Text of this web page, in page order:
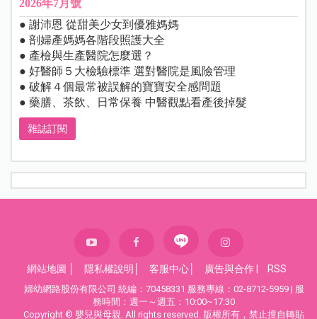
2026年7月號
● 謝沛恩 從甜美少女到優雅媽媽
● 剖婦產媽媽各階段照護大全
● 產檢與生產醫院怎麼選？
● 好醫師５大檢驗標準 選對醫院是風險管理
● 破解４個最常被誤解的寶寶安全感問題
● 藥膳、茶飲、日常保養 中醫觀點看產後掉髮
雜誌訂閱
網站地圖 隱私權說明 客服中心 廣告與合作 RSS
婦幼網路股份有限公司 統編：70458331 服務專線：02-8712-5959 | 服
務時間：週一～週五：10:00~17:30
Copyright © 嬰兒與母親. All rights reserved. 版權所有，禁止擅自轉貼